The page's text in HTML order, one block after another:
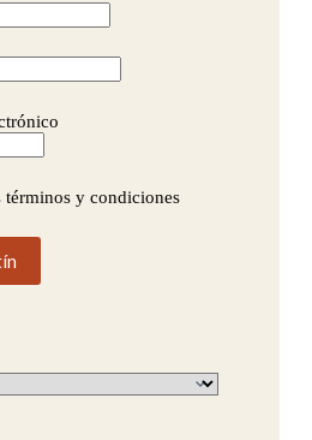
y condiciones